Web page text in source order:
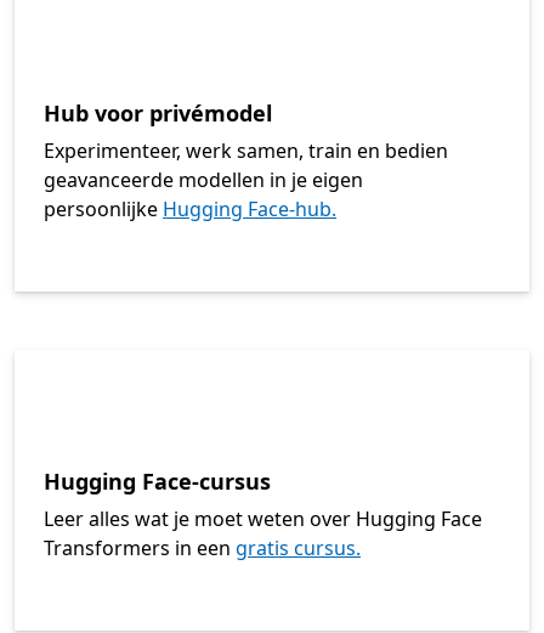
Hub voor privémodel
Experimenteer, werk samen, train en bedien
geavanceerde modellen in je eigen
persoonlijke Hugging Face-hub.
Hugging Face-cursus
Leer alles wat je moet weten over Hugging Face
Transformers in een gratis cursus.